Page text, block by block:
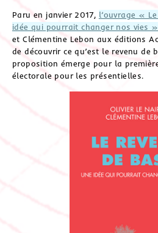
Paru en janvier 2017, l’ouvrage «
idée qui pourrait changer nos vies »
et Clémentine Lebon aux éditions
de découvrir ce qu’est le revenu de
proposition émerge pour la
électorale pour les présentielles.